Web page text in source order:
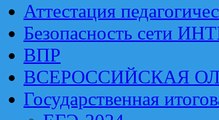
Аттестация
Безопасность сети
ВПР
ВСЕРОССИЙСКАЯ
Государственная